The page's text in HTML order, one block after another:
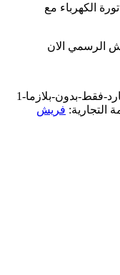
الكهرباء مع
الرسمي الان
التجارية: فريش